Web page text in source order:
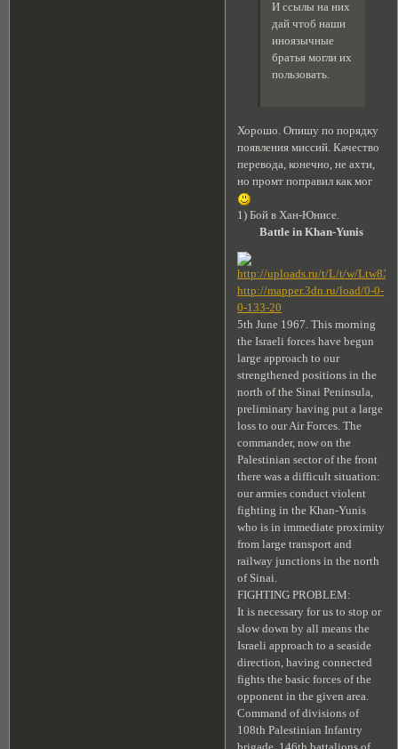
И ссылы на них
дай чтоб наши
иноязычные
братья могли их
пользовать.
Хорошо. Опишу по порядку
появления миссий. Качество
перевода, конечно, не ахти,
но промт поправил как мог
1) Бой в Хан-Юнисе.
Battle in Khan-Yunis
http://mapper.3dn.ru/load/0-0-
0-133-20
5th June 1967. This morning
the Israeli forces have begun
large approach to our
strengthened positions in the
north of the Sinai Peninsula,
preliminary having put a large
loss to our Air Forces. The
commander, now on the
Palestinian sector of the front
there was a difficult situation:
our armies conduct violent
fighting in the Khan-Yunis
who is in immediate proximity
from large transport and
railway junctions in the north
of Sinai.
FIGHTING PROBLEM:
It is necessary for us to stop or
slow down by all means the
Israeli approach to a seaside
direction, having connected
fights the basic forces of the
opponent in the given area.
Command of divisions of
108th Palestinian Infantry